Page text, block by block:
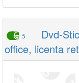
5
Dvd-
office, licenta